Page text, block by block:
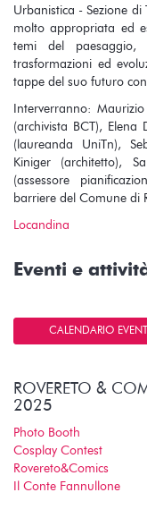
Urbanistica - Sezione di
molto appropriata ed
temi del paesaggio,
trasformazioni ed
tappe del suo futuro
Interverranno:
(archivista BCT), Elena
(laureanda UniTn),
Kiniger (architetto),
(assessore
barriere del Comune di
Locandina
Eventi e
CALENDARIO EVENTI
ROVERETO &
2025
Photo Booth
Cosplay Contest
Rovereto&Comics
Il Conte Fannullone